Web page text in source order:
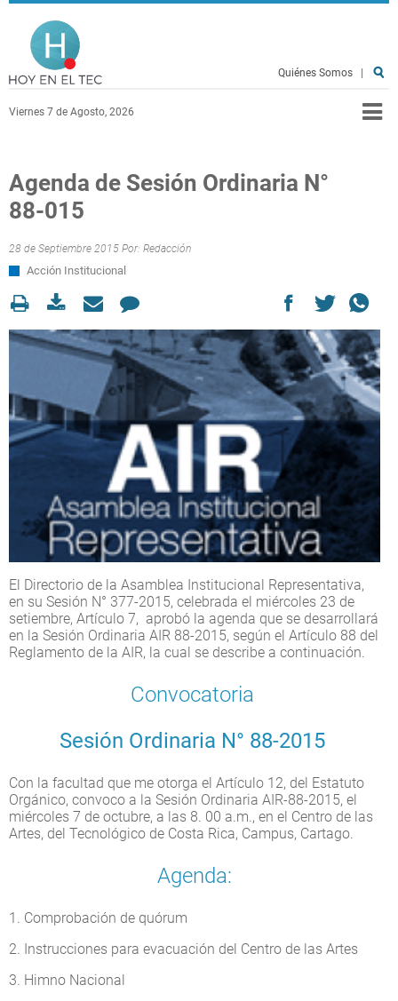
Pasar al contenido principal
Viernes 7 de Agosto, 2026
Quiénes Somos
Agenda de Sesión Ordinaria N°
88-015
28 de Septiembre 2015 Por: Redacción
Acción Institucional
El Directorio de la Asamblea Institucional Representativa,
en su Sesión N° 377-2015, celebrada el miércoles 23 de
setiembre, Artículo 7, aprobó la agenda que se desarrollará
en la Sesión Ordinaria AIR 88-2015, según el Artículo 88 del
Reglamento de la AIR, la cual se describe a continuación.
Convocatoria
Sesión Ordinaria N° 88-2015
Con la facultad que me otorga el Artículo 12, del Estatuto
Orgánico, convoco a la Sesión Ordinaria AIR-88-2015, el
miércoles 7 de octubre, a las 8. 00 a.m., en el Centro de las
Artes, del Tecnológico de Costa Rica, Campus, Cartago.
Agenda:
1. Comprobación de quórum
2. Instrucciones para evacuación del Centro de las Artes
3. Himno Nacional